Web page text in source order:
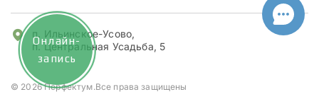
п. Ильинское-Усово,
п. Центральная Усадьба, 5
© 2026 Перфектум.Все права защищены
Онлайн-
запись